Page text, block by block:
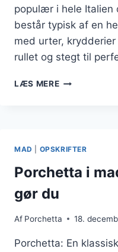
populær i hele Italien
består typisk af en
med urter,
rullet og stegt til
LÆS MEREPORCHETTA
MAD OPSKRIFTER
Porchetta i
gør du
Af Porchetta 18.
Porchetta: En